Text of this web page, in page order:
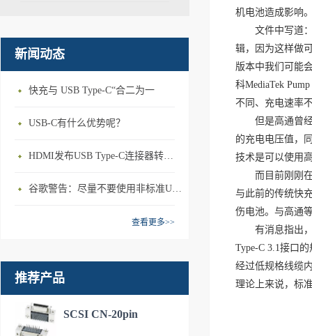
新闻动态
快充与 USB Type-C“合二为一
USB-C有什么优势呢？
HDMI发布USB Type-C连接器转接模式规范
谷歌警告：尽量不要使用非标准USB充电
查看更多>>
推荐产品
SCSI CN-20pin
机电池造成影响
文件中写道
辑，因为这样做
版本中我们可能
科MediaTek
不同、充电速率
但是高通曾
的充电电压值，
技术是可以使用
而目前刚刚
与此前的传统快
伤电池。与高通
有消息指出
Type-C 3.1接口
经过低规格线缆
理论上来说，标